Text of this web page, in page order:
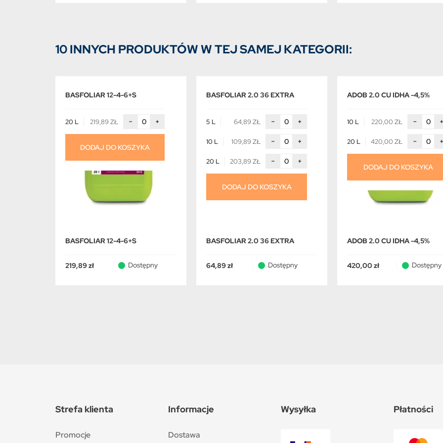
10 INNYCH PRODUKTÓW W TEJ SAMEJ KATEGORII:
BASFOLIAR 12-4-6+S
219,89 zł Dostępny
BASFOLIAR 12-4-6+S
20 L 219,89 ZŁ − +
DODAJ DO KOSZYKA
BASFOLIAR 2.0 36 EXTRA
64,89 zł Dostępny
BASFOLIAR 2.0 36 EXTRA
5 L 64,89 ZŁ − +
10 L 109,89 ZŁ − +
20 L 203,89 ZŁ − +
DODAJ DO KOSZYKA
ADOB 2.0 CU IDHA -4,5%
420,00 zł Dostępny
ADOB 2.0 CU IDHA -4,5%
10 L 220,00 ZŁ − +
20 L 420,00 ZŁ − +
DODAJ DO KOSZYKA
Strefa klienta
Promocje
Informacje
Dostawa
Wysyłka Płatności